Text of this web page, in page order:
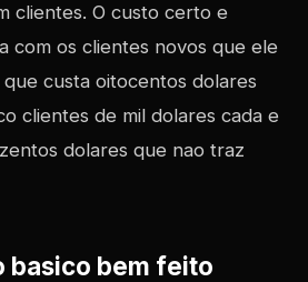
clientes. O custo certo e
com os clientes novos que ele
custa oitocentos dolares
clientes de mil dolares cada e
dolares que nao traz
basico bem feito